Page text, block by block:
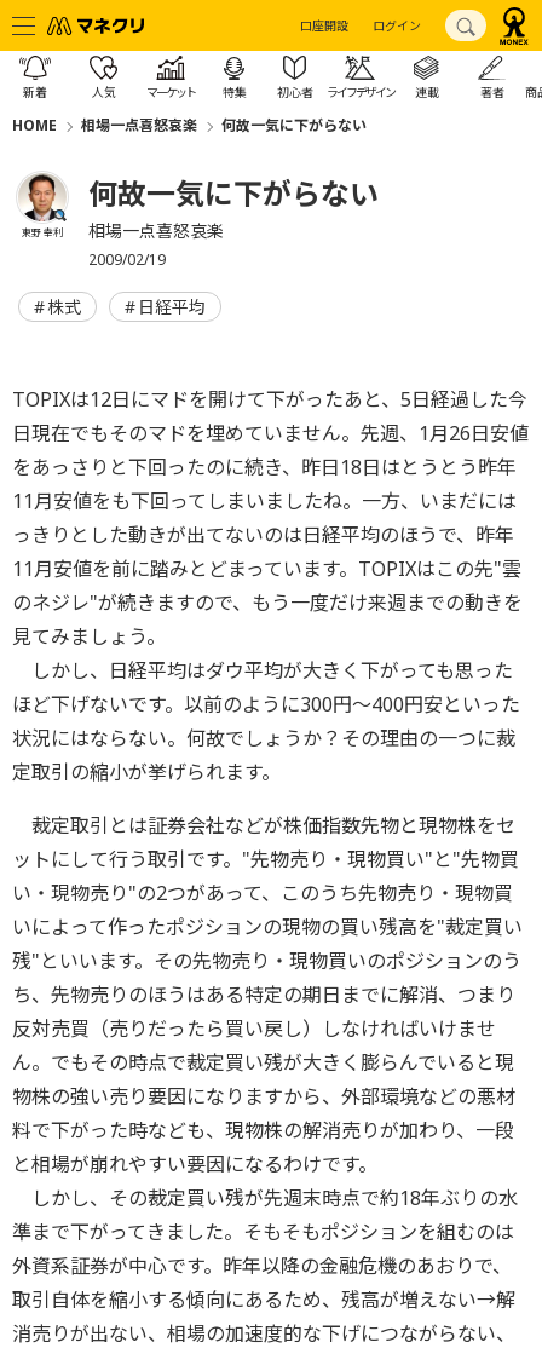
口座開設 ログイン
新着 人気 マーケット 特集 初心者 ライフデザイン 連載 著者 商
HOME 相場一点喜怒哀楽 何故一気に下がらない
東野 幸利
何故一気に下がらない
相場一点喜怒哀楽
2009/02/19
株式 日経平均
TOPIXは12日にマドを開けて下がったあと、5日経過した今
日現在でもそのマドを埋めていません。先週、1月26日安値
をあっさりと下回ったのに続き、昨日18日はとうとう昨年
11月安値をも下回ってしまいましたね。一方、いまだには
っきりとした動きが出てないのは日経平均のほうで、昨年
11月安値を前に踏みとどまっています。TOPIXはこの先"雲
のネジレ"が続きますので、もう一度だけ来週までの動きを
見てみましょう。
しかし、日経平均はダウ平均が大きく下がっても思った
ほど下げないです。以前のように300円～400円安といった
状況にはならない。何故でしょうか？その理由の一つに裁
定取引の縮小が挙げられます。
裁定取引とは証券会社などが株価指数先物と現物株をセ
ットにして行う取引です。"先物売り・現物買い"と"先物買
い・現物売り"の2つがあって、このうち先物売り・現物買
いによって作ったポジションの現物の買い残高を"裁定買い
残"といいます。その先物売り・現物買いのポジションのう
ち、先物売りのほうはある特定の期日までに解消、つまり
反対売買（売りだったら買い戻し）しなければいけませ
ん。でもその時点で裁定買い残が大きく膨らんでいると現
物株の強い売り要因になりますから、外部環境などの悪材
料で下がった時なども、現物株の解消売りが加わり、一段
と相場が崩れやすい要因になるわけです。
しかし、その裁定買い残が先週末時点で約18年ぶりの水
準まで下がってきました。そもそもポジションを組むのは
外資系証券が中心です。昨年以降の金融危機のあおりで、
取引自体を縮小する傾向にあるため、残高が増えない→解
消売りが出ない、相場の加速度的な下げにつながらない、